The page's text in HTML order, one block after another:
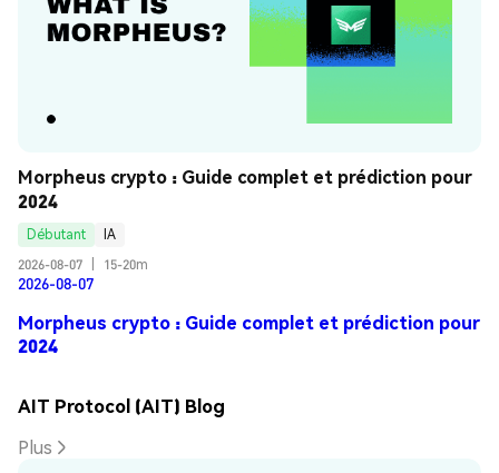
Morpheus crypto : Guide complet et prédiction pour
2024
Débutant
IA
2026-08-07
15-20m
2026-08-07
Morpheus crypto : Guide complet et prédiction pour
2024
AIT Protocol (AIT) Blog
Plus